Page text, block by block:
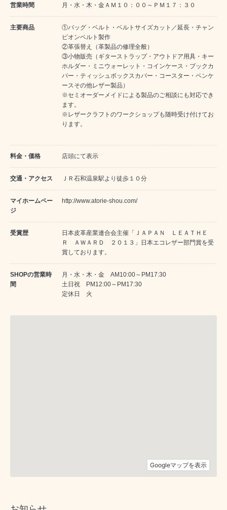
営業時間 月・水・木・金ＡＭ１０：００～ＰＭ１７：３０
主要商品
①バッグ・ベルト・ベルトサイズカット／延長・チャン
ピオンベルト製作
②革張替え（革製品の修理全般）
③小物販売（ギターストラップ・アウトドア用具・キー
ホルダー・ミニウォーレット・コインケース・ブックカ
バー・ティッシュボックスカバー・コースター・ペンケ
ースその他レザー製品）
※セミオーダーメイドによる製品のご相談にも対応でき
ます。
※レザークラフトのワークショップも随時受け付けてお
ります。
料金・価格 店頭にて表示
交通・アクセス ＪＲ石和温泉駅より徒歩１０分
マイホームペー
ジ
http://www.atorie-shou.com/
受賞歴
日本皮革産業連合会主催「ＪＡＰＡＮ ＬＥＡＴＨＥ
Ｒ ＡＷＡＲＤ ２０１３」日本エコレザー部門賞を受
賞しております。
SHOPの営業時
間
月・水・木・金 AM10:00～PM17:30
土日祝 PM12:00～PM17:30
定休日 火